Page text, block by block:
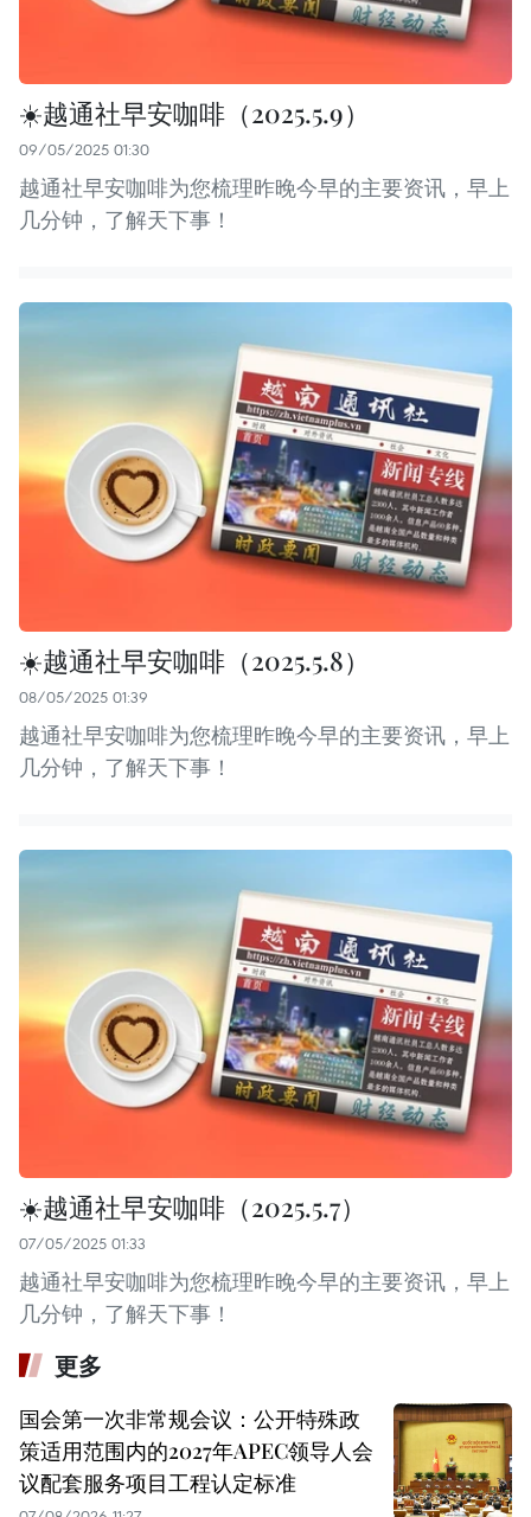
☀️越通社早安咖啡（2025.5.9）
09/05/2025 01:30
越通社早安咖啡为您梳理昨晚今早的主要资讯，早上
几分钟，了解天下事！
☀️越通社早安咖啡（2025.5.8）
08/05/2025 01:39
越通社早安咖啡为您梳理昨晚今早的主要资讯，早上
几分钟，了解天下事！
☀️越通社早安咖啡（2025.5.7）
07/05/2025 01:33
越通社早安咖啡为您梳理昨晚今早的主要资讯，早上
几分钟，了解天下事！
更多
国会第一次非常规会议：公开特殊政
策适用范围内的2027年APEC领导人会
议配套服务项目工程认定标准